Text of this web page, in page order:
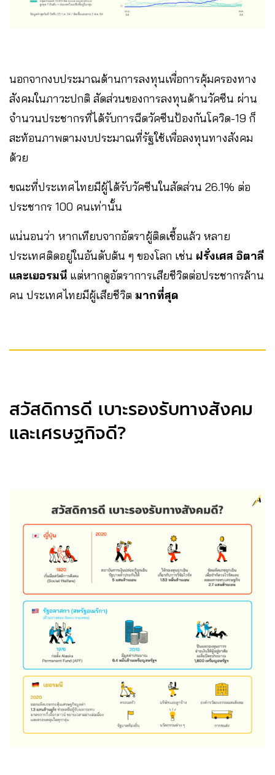
นอกจากงบประมาณด้านการลงทุนเพื่อการคุ้มครองทาง
สังคมในภาวะปกติ สัดส่วนของการลงทุนด้านวัคซีน ผ่าน
จำนวนประชากรที่ได้รับการฉีดวัคซีนป้องกันโควิด-19 ก็
สะท้อนภาพตามงบประมาณที่รัฐใช้เพื่อลงทุนทางสังคม
ด้วย
ขณะที่ประเทศไทยมีผู้ได้รับวัคซีนในสัดส่วน 26.1% ต่อ
ประชากร 100 คนเท่านั้น
แน่นอนว่า หากเทียบจากอัตราผู้ติดเชื้อแล้ว หลาย
ประเทศติดอยู่ในอันดับต้น ๆ ของโลก เช่น ฝรั่งเศส อิตาลี
และเยอรมนี แต่หากดูอัตราการเสียชีวิตต่อประชากรล้าน
คน ประเทศไทยมีผู้เสียชีวิต มากที่สุด
สวัสดิการดี เบาะรองรับทางสังคม
และเศรษฐกิจดี?